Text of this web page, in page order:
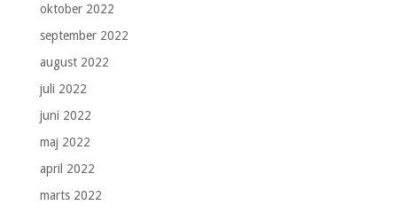
oktober 2022
september 2022
august 2022
juli 2022
juni 2022
maj 2022
april 2022
marts 2022